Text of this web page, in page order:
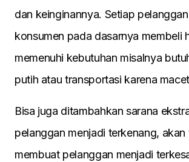
dan keinginannya. Setiap
konsumen pada dasarnya membeli
memenuhi kebutuhan misalnya
putih atau transportasi karena
Bisa juga ditambahkan sarana
pelanggan menjadi terkenang,
membuat pelanggan menjadi